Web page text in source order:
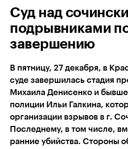
Суд над
подрывниками
завершению
В пятницу, 27 декабря, в
суде завершилась стадия
Михаила Денисенко и
полиции Ильи Галкина,
организации взрывов в г.
Последнему, в том числе,
ранние убийства. Стороны